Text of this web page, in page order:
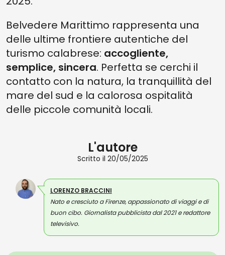
Belvedere Marittimo rappresenta una
delle ultime frontiere autentiche del
turismo calabrese: accogliente,
semplice, sincera. Perfetta se cerchi il
contatto con la natura, la tranquillità del
mare del sud e la calorosa ospitalità
delle piccole comunità locali.
L'autore
Scritto il 20/05/2025
LORENZO BRACCINI
Nato e cresciuto a Firenze, appassionato di viaggi e di
buon cibo. Giornalista pubblicista dal 2021 e redattore
televisivo.